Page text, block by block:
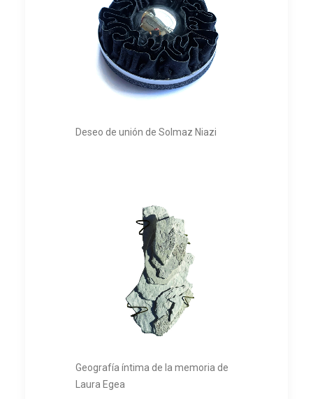
Deseo de unión de Solmaz Niazi
Geografía íntima de la memoria de
Laura Egea